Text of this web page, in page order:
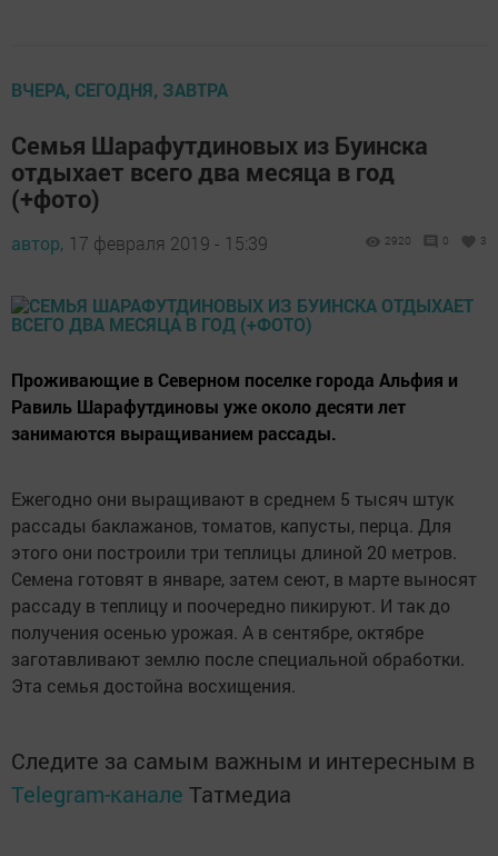
ВЧЕРА, СЕГОДНЯ, ЗАВТРА
Семья Шарафутдиновых из Буинска
отдыхает всего два месяца в год
(+фото)
автор, 17 февраля 2019 - 15:39 2920 0 3
Проживающие в Северном поселке города Альфия и
Равиль Шарафутдиновы уже около десяти лет
занимаются выращиванием рассады.
Ежегодно они выращивают в среднем 5 тысяч штук
рассады баклажанов, томатов, капусты, перца. Для
этого они построили три теплицы длиной 20 метров.
Семена готовят в январе, затем сеют, в марте выносят
рассаду в теплицу и поочередно пикируют. И так до
получения осенью урожая. А в сентябре, октябре
заготавливают землю после специальной обработки.
Эта семья достойна восхищения.
Следите за самым важным и интересным в
Telegram-канале Татмедиа